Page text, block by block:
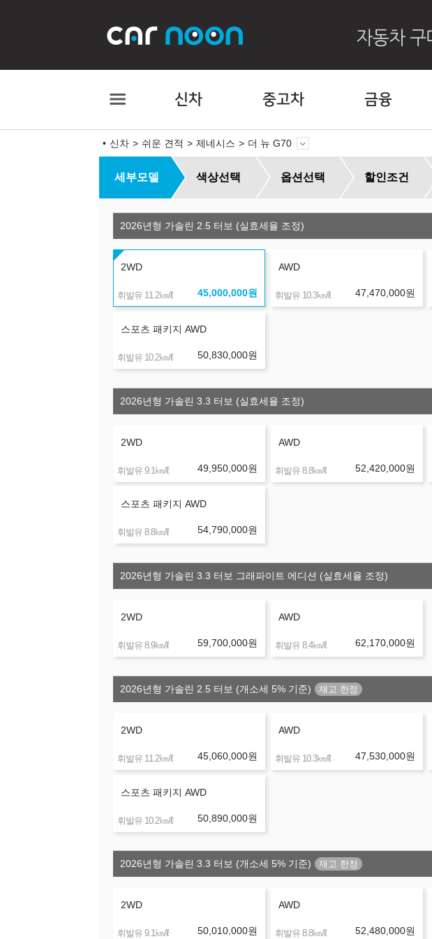
신차 중고차 금융
신차 쉬운 견적 제네시스 더 뉴 G70
세부모델 색상선택 옵션선택 할인조건
2026년형 가솔린 2.5 터보 (실효세율 조정)
2WD
휘발유 11.2㎞/ℓ 45,000,000원
AWD
휘발유 10.3㎞/ℓ 47,470,000원
스포츠 패키지 AWD
휘발유 10.2㎞/ℓ 50,830,000원
2026년형 가솔린 3.3 터보 (실효세율 조정)
2WD
휘발유 9.1㎞/ℓ 49,950,000원
AWD
휘발유 8.8㎞/ℓ 52,420,000원
스포츠 패키지 AWD
휘발유 8.8㎞/ℓ 54,790,000원
2026년형 가솔린 3.3 터보 그래파이트 에디션 (실효세율 조정)
2WD
휘발유 8.9㎞/ℓ 59,700,000원
AWD
휘발유 8.4㎞/ℓ 62,170,000원
2026년형 가솔린 2.5 터보 (개소세 5% 기준)
2WD
휘발유 11.2㎞/ℓ 45,060,000원
AWD
휘발유 10.3㎞/ℓ 47,530,000원
스포츠 패키지 AWD
휘발유 10.2㎞/ℓ 50,890,000원
2026년형 가솔린 3.3 터보 (개소세 5% 기준)
2WD
휘발유 9.1㎞/ℓ 50,010,000원
AWD
휘발유 8.8㎞/ℓ 52,480,000원